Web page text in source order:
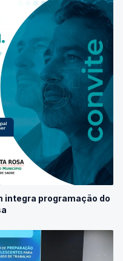
integra programação do